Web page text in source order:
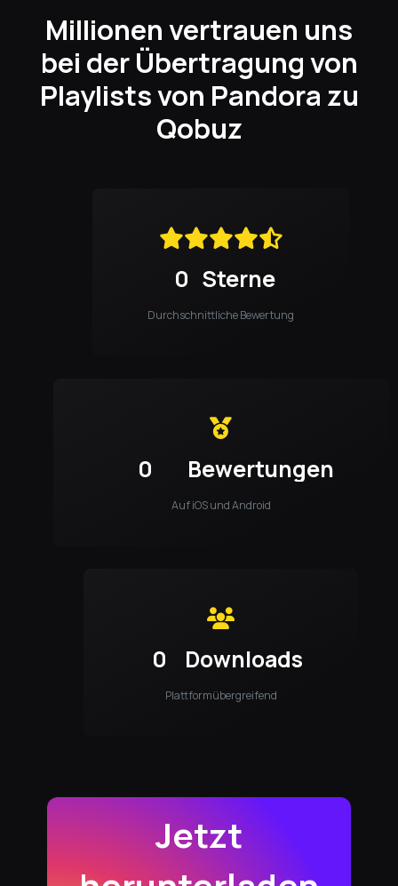
Millionen vertrauen uns
bei der Übertragung von
Playlists von Pandora zu
Qobuz
0 Sterne
Durchschnittliche Bewertung
0 Bewertungen
Auf iOS und Android
0 Downloads
Plattformübergreifend
Jetzt